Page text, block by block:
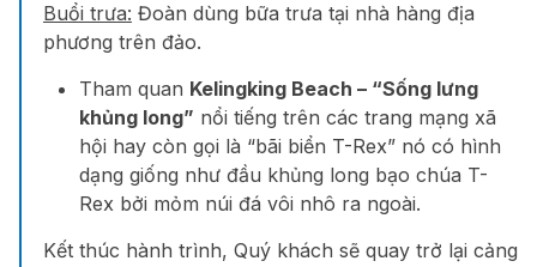
Buổi trưa: Đoàn dùng bữa trưa tại nhà hàng địa
phương trên đảo.
Tham quan Kelingking Beach – “Sống lưng
khủng long” nổi tiếng trên các trang mạng xã
hội hay còn gọi là “bãi biển T-Rex” nó có hình
dạng giống như đầu khủng long bạo chúa T-
Rex bởi mỏm núi đá vôi nhô ra ngoài.
Kết thúc hành trình, Quý khách sẽ quay trở lại cảng